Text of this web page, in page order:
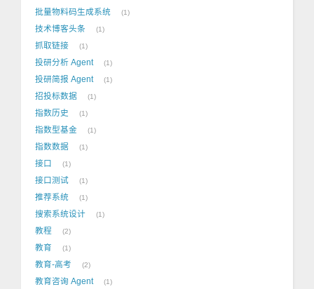
批量物料码生成系统 1
技术博客头条 1
抓取链接 1
投研分析 Agent 1
投研简报 Agent 1
招投标数据 1
指数历史 1
指数型基金 1
指数数据 1
接口 1
接口测试 1
推荐系统 1
搜索系统设计 1
教程 2
教育 1
教育-高考 2
教育咨询 Agent 1